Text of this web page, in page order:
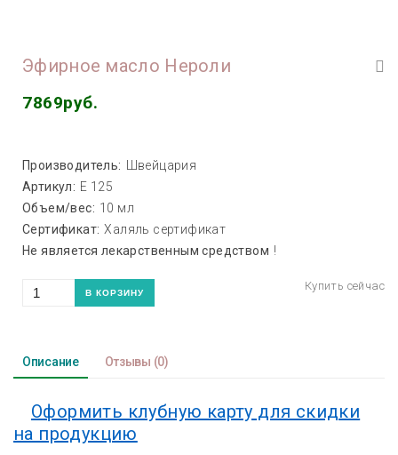
Эфирное масло Нероли
7869руб.
Производитель:
Швейцария
Артикул: Е 125
Объем/вес: 10 мл
Сертификат: Халяль сертификат
Не является лекарственным средством !
Описание Отзывы (0)
Оформить клубную карту для скидки
на продукцию